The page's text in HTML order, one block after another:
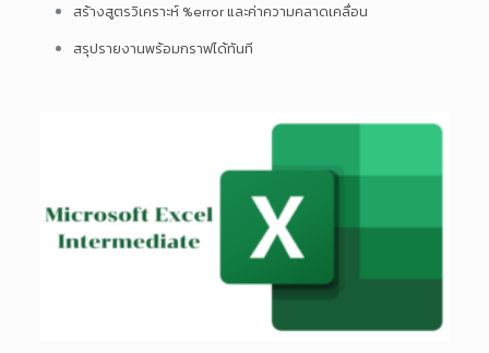
สร้างสูตรวิเคราะห์ %error และค่าความคลาดเคลื่อน
สรุปรายงานพร้อมกราฟได้ทันที